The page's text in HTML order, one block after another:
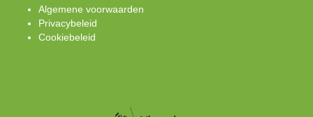
Algemene voorwaarden
Privacybeleid
Cookiebeleid